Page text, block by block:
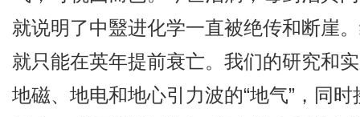
就说明了中毉进化学一直被绝传和断崖
就只能在英年提前衰亡。我们的研究和
地磁、地电和地心引力波的“地气”，同